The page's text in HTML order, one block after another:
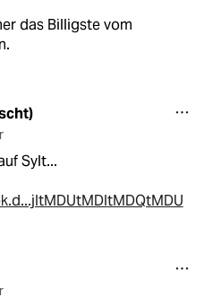
das Billigste vom
Sylt...